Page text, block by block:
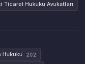
Ticaret Hukuku Avukatları
Hukuku 202